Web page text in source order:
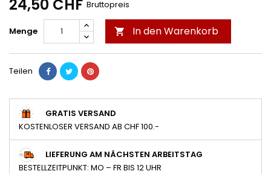
24,50 CHF Bruttopreis
Menge  In den Warenkorb
Teilen
GRATIS VERSAND
KOSTENLOSER VERSAND AB CHF 100.-
LIEFERUNG AM NÄCHSTEN ARBEITSTAG
BESTELLZEITPUNKT: MO – FR BIS 12 UHR